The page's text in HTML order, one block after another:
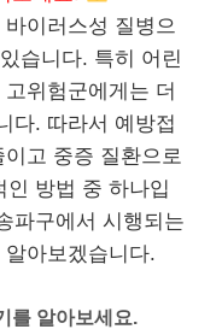
이러스성 질병으
습니다. 특히 어린
위험군에게는 더
다. 따라서 예방접
고 중증 질환으로
인 방법 중 하나입
파구에서 시행되는
아보겠습니다.
를 알아보세요.